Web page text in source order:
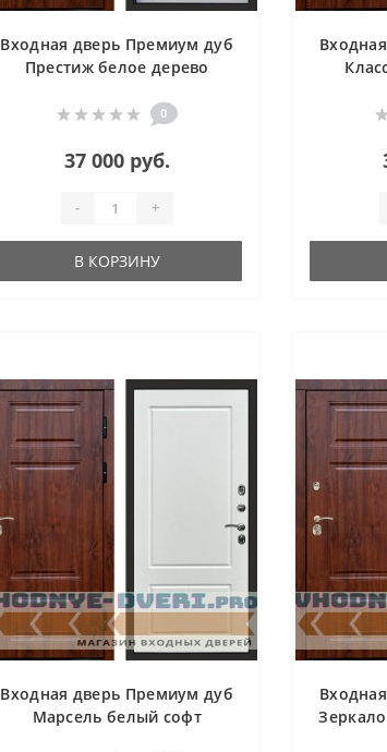
Входная дверь Премиум дуб
Престиж белое дерево
0
37 000 руб.
- +
В КОРЗИНУ
Входная дверь Премиум дуб
Марсель белый софт